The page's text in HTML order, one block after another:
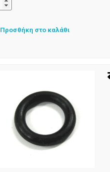
Προσθήκη στο καλάθι